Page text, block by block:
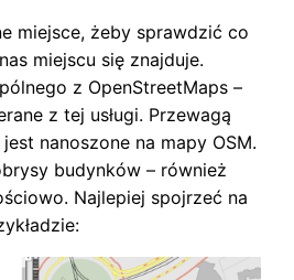
miejsce, żeby sprawdzić co
miejscu się znajduje.
z OpenStreetMaps –
z tej usługi. Przewagą
nanoszone na mapy OSM.
budynków – również
Najlepiej spojrzeć na